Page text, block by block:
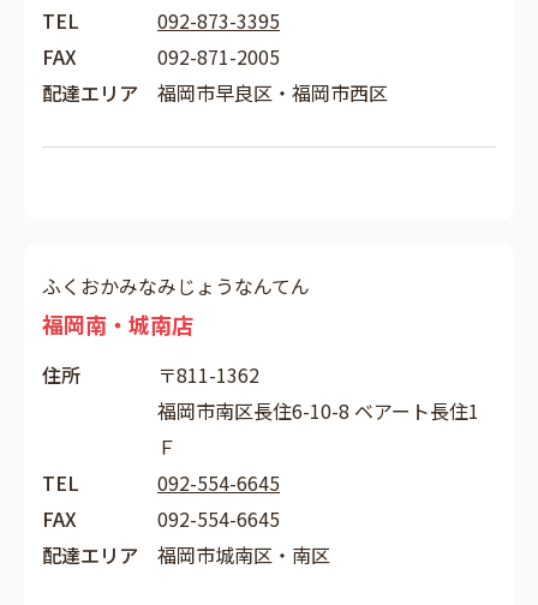
TEL
092-873-3395
FAX
092-871-2005
配達エリア
福岡市早良区・福岡市西区
ふくおかみなみじょうなんてん
福岡南・城南店
住所
〒811-1362
福岡市南区長住6-10-8 ベアート長住1
Ｆ
TEL
092-554-6645
FAX
092-554-6645
配達エリア
福岡市城南区・南区